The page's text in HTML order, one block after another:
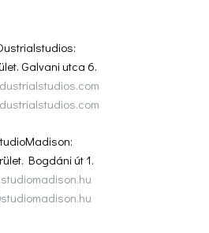
Galvani utca 6.
Bogdáni út 1.